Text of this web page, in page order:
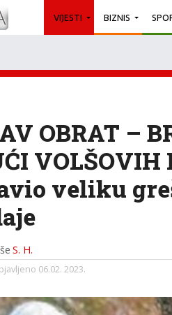
VIJESTI BIZNIS
OBRAT –
VOLŠOVIH
veliku
S. H.
06.02. 2023.